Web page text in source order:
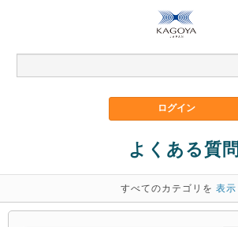
よくある質問
すべてのカテゴリを 表示